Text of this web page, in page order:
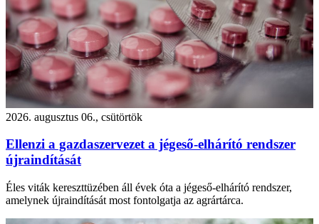
2026. augusztus 06., csütörtök
Ellenzi a gazdaszervezet a jégeső-elhárító rendszer
újraindítását
Éles viták kereszttüzében áll évek óta a jégeső-elhárító rendszer,
amelynek újraindítását most fontolgatja az agrártárca.